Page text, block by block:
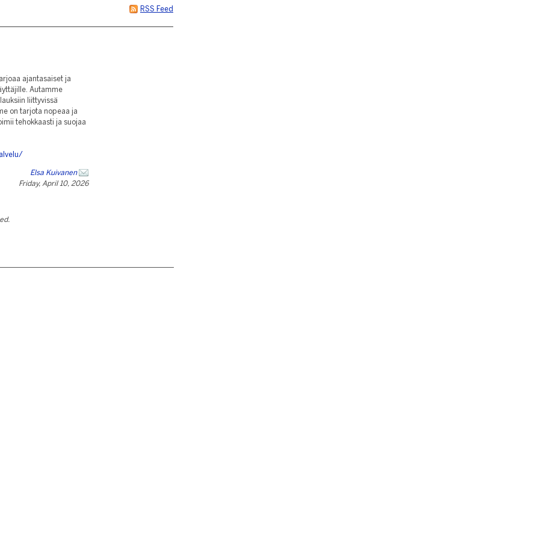
RSS Feed
ajantasaiset ja
Autamme
liittyvissä
on tarjota nopeaa ja
tehokkaasti ja suojaa
Elsa Kuivanen
Friday, April 10, 2026